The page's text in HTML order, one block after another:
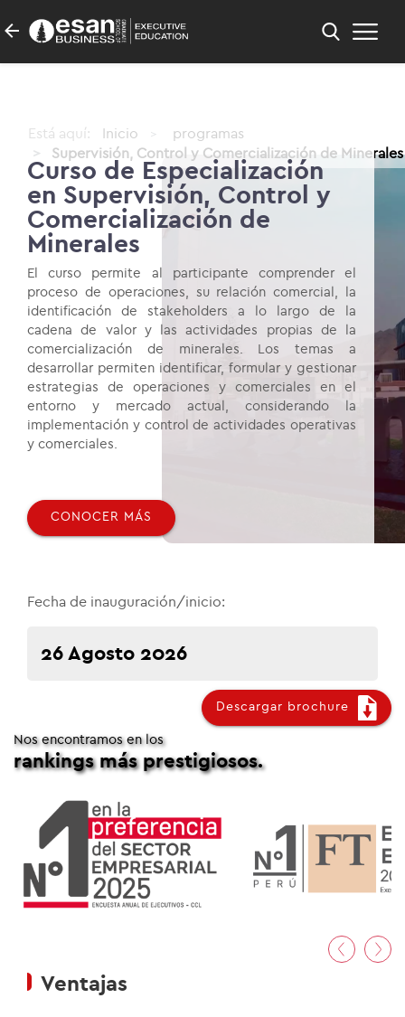
Está aquí: Inicio
programas
Supervisión, Control y Comercialización de Minerales
Curso de Especialización
en Supervisión, Control y
Comercialización de
Minerales
El curso permite al participante comprender el
proceso de operaciones, su relación comercial, la
identificación de stakeholders a lo largo de la
cadena de valor y las actividades propias de la
comercialización de minerales. Los temas a
desarrollar permiten identificar, formular y gestionar
estrategias de operaciones y comerciales en el
entorno y mercado actual, considerando la
implementación y control de actividades operativas
y comerciales.
CONOCER MÁS
Fecha de inauguración/inicio:
26 Agosto 2026
Descargar brochure
Nos encontramos en los
rankings más prestigiosos.
Ventajas